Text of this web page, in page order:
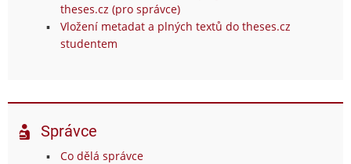
theses.cz (pro správce)
Vložení metadat a plných textů do theses.cz
studentem
Správce
Co dělá správce